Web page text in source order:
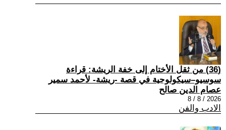
(36) من ثقل الأختام إلى خفة الريشة: قراءة
سوسيو–سيكولوجية في قصة -ريشة- لأحمد سمير
عصام الدين صالح
2026 / 8 / 8
الادب والفن